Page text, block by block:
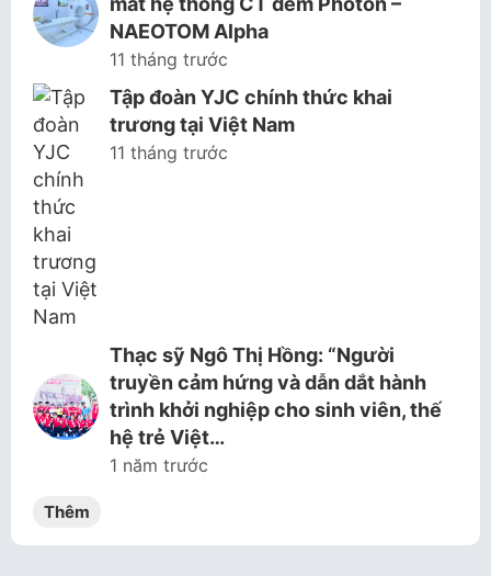
NAEOTOM Alpha
11 tháng trước
Tập đoàn YJC chính thức khai
trương tại Việt Nam
11 tháng trước
Thạc sỹ Ngô Thị Hồng: “Người
truyền cảm hứng và dẫn dắt hành
trình khởi nghiệp cho sinh viên, thế
hệ trẻ Việt…
1 năm trước
Thêm